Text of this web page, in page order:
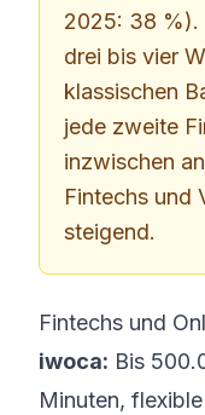
2025: 38 %).
drei bis vier
klassischen
jede zweite
inzwischen
Fintechs und
steigend.
Fintechs und
iwoca: Bis
Minuten,